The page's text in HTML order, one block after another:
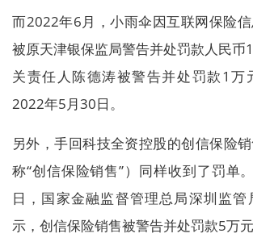
而2022年6月，小雨伞因互联网保险信
被原天津银保监局警告并处罚款人民币
关责任人陈德涛被警告并处罚款1万
2022年5月30日。
另外，手回科技全资控股的创信保险
称“创信保险销售”）同样收到了罚单
日，国家金融监督管理总局深圳监管
示，创信保险销售被警告并处罚款5万元